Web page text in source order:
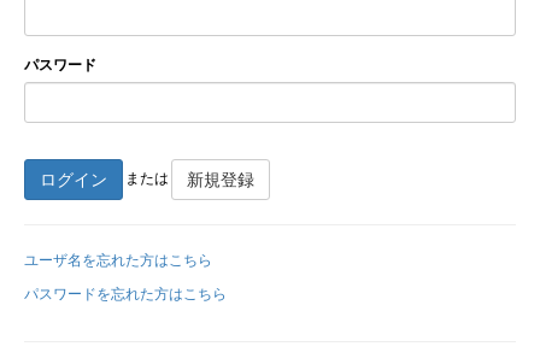
新規登録
パスワード
ログイン または 新規登録
ユーザ名を忘れた方はこちら
パスワードを忘れた方はこちら